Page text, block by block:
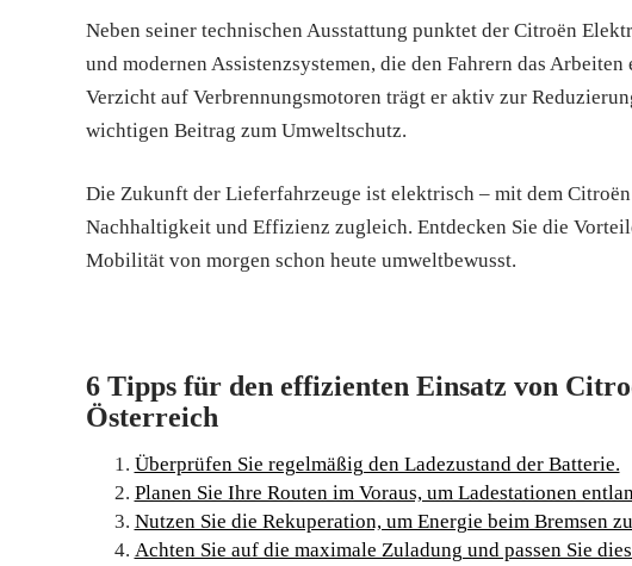
Neben seiner technischen Ausstattung punktet der Citroën
und modernen Assistenzsystemen, die den Fahrern das
Verzicht auf Verbrennungsmotoren trägt er aktiv zur
wichtigen Beitrag zum Umweltschutz.
Die Zukunft der Lieferfahrzeuge ist elektrisch – mit dem
Nachhaltigkeit und Effizienz zugleich. Entdecken Sie die
Mobilität von morgen schon heute umweltbewusst.
6 Tipps für den effizienten Einsatz von
Österreich
Überprüfen Sie regelmäßig den Ladezustand der Batterie.
Planen Sie Ihre Routen im Voraus, um Ladestationen
Nutzen Sie die Rekuperation, um Energie beim Bremsen
Achten Sie auf die maximale Zuladung und passen Sie